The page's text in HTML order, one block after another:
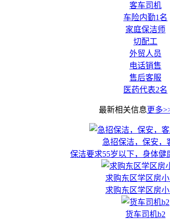
客车司机
车险内勤1名
家庭保洁师
切配工
外贸人员
电话销售
售后客服
医药代表2名
最新相关信息更多
急招保洁，保安，
保洁要求55岁以下，身体健
求购东区学区房
求购东区学区房
货车司机b2